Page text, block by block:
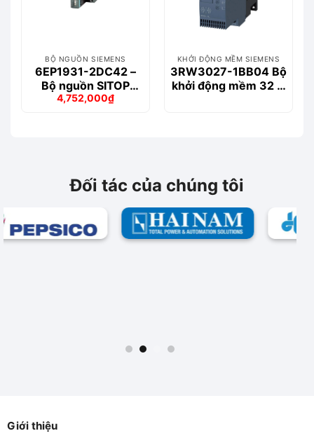
BỘ NGUỒN SIEMENS
6EP1931-2DC42 –
Bộ nguồn SITOP
Module 24 V USC
Giá
4,752,000₫
Giá
KHỞI ĐỘNG MỀM SIEMENS
3RW3027-1BB04 Bộ
khởi động mềm 32 A
Đối tác của chúng tôi
Giới thiệu